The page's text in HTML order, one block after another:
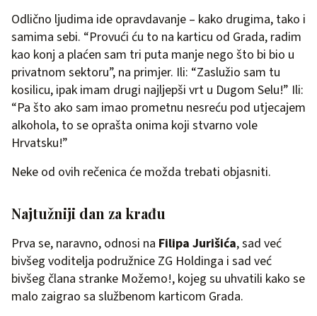
Odlično ljudima ide opravdavanje – kako drugima, tako i
samima sebi. “Provući ću to na karticu od Grada, radim
kao konj a plaćen sam tri puta manje nego što bi bio u
privatnom sektoru”, na primjer. Ili: “Zaslužio sam tu
kosilicu, ipak imam drugi najljepši vrt u Dugom Selu!” Ili:
“Pa što ako sam imao prometnu nesreću pod utjecajem
alkohola, to se oprašta onima koji stvarno vole
Hrvatsku!”
Neke od ovih rečenica će možda trebati objasniti.
Najtužniji dan za krađu
Prva se, naravno, odnosi na Filipa Jurišića, sad već
bivšeg voditelja podružnice ZG Holdinga i sad već
bivšeg člana stranke Možemo!, kojeg su uhvatili kako se
malo zaigrao sa službenom karticom Grada.